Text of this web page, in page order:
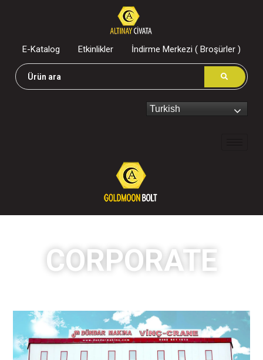
E-Katalog Etkinlikler İndirme Merkezi ( Broşürler )
Turkish
CORPORATE